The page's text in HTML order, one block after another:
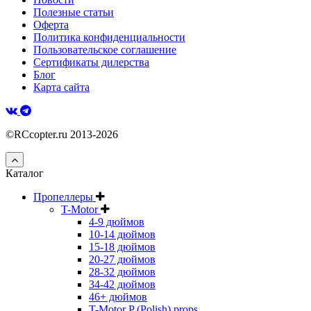
Полезные статьи
Оферта
Политика конфиденциальности
Пользовательское соглашение
Сертификаты дилерства
Блог
Карта сайта
©RCcopter.ru 2013-2026
Каталог
Пропеллеры
T-Motor
4-9 дюймов
10-14 дюймов
15-18 дюймов
20-27 дюймов
28-32 дюймов
34-42 дюймов
46+ дюймов